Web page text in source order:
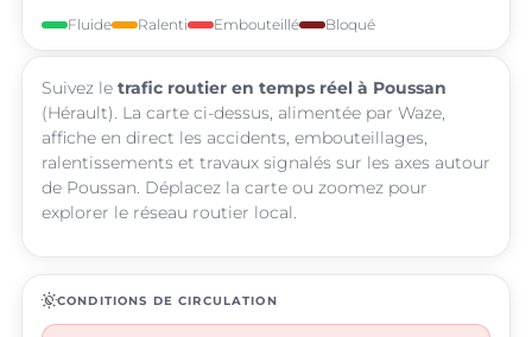
Fluide Ralenti Embouteillé Bloqué
Suivez le trafic routier en temps réel à Poussan
(Hérault). La carte ci-dessus, alimentée par Waze,
affiche en direct les accidents, embouteillages,
ralentissements et travaux signalés sur les axes autour
de Poussan. Déplacez la carte ou zoomez pour
explorer le réseau routier local.
routineCONDITIONS DE CIRCULATION